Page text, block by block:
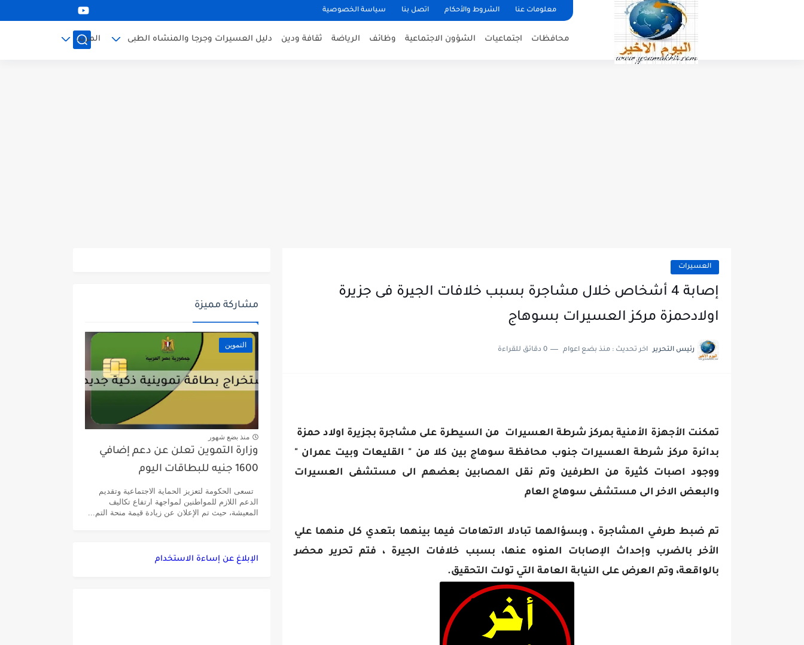
معلومات عنا الشروط والأحكام اتصل بنا سياسة الخصوصية
محافظات اجتماعيات الشؤون الاجتماعية وظائف الرياضة ثقافة ودين دليل العسيرات وجرجا والمنشاه الطبى المزيد
العسيرات
إصابة 4 أشخاص خلال مشاجرة بسبب خلافات الجيرة فى جزيرة
اولادحمزة مركز العسيرات بسوهاج
رئيس التحرير اخر تحديث : منذ بضع اعوام 0 دقائق للقراءة
تمكنت الأجهزة الأمنية بمركز شرطة العسيرات من السيطرة على مشاجرة بجزيرة اولاد حمزة
بدائرة مركز شرطة العسيرات جنوب محافظة سوهاج بين كلا من " القليعات وبيت عمران "
ووجود اصبات كثيرة من الطرفين وتم نقل المصابين بعضهم الى مستشفى العسيرات
والبعض الاخر الى مستشفى سوهاج العام
تم ضبط طرفـي المشاجرة ، وبسؤالهما تبادلا الاتهامات فيما بينهما بتعدي كل منهما علي
الأخر بالضرب وإحداث الإصابات المنوه عنها، بسبب خلافات الجيرة ، فتم تحرير محضر
بالواقعة، وتم العرض على النيابة العامة التي تولت التحقيق.
مشاركة مميزة
التموين
منذ بضع شهور
وزارة التموين تعلن عن دعم إضافي
1600 جنيه للبطاقات اليوم
تسعى الحكومة لتعزيز الحماية الاجتماعية وتقديم
الدعم اللازم للمواطنين لمواجهة ارتفاع تكاليف
المعيشة، حيث تم الإعلان عن زيادة قيمة منحة التم...
الإبلاغ عن إساءة الاستخدام